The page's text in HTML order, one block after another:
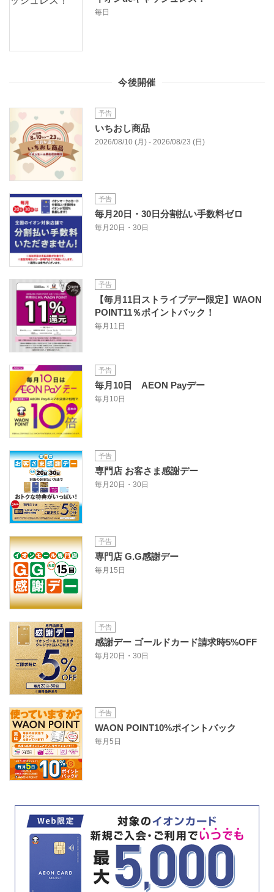
毎日
今後開催
予告
いちおし商品
2026/08/10 (月) - 2026/08/23 (日)
予告
毎月20日・30日分割払い手数料ゼロ
毎月20日・30日
予告
【毎月11日ストライプデー限定】WAON
POINT11％ポイントバック！
毎月11日
予告
毎月10日 AEON Payデー
毎月10日
予告
専門店 お客さま感謝デー
毎月20日・30日
予告
専門店 G.G感謝デー
毎月15日
予告
感謝デー ゴールドカード請求時5%OFF
毎月20日・30日
予告
WAON POINT10%ポイントバック
毎月5日